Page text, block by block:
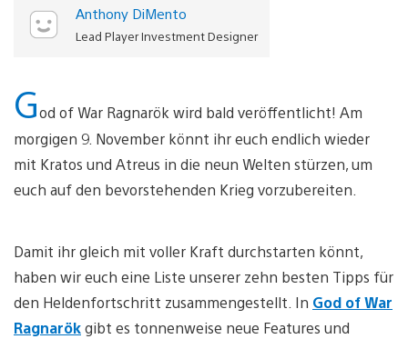
Anthony DiMento
Lead Player Investment Designer
God of War Ragnarök wird bald veröffentlicht! Am
morgigen 9. November könnt ihr euch endlich wieder
mit Kratos und Atreus in die neun Welten stürzen, um
euch auf den bevorstehenden Krieg vorzubereiten.
Damit ihr gleich mit voller Kraft durchstarten könnt,
haben wir euch eine Liste unserer zehn besten Tipps für
den Heldenfortschritt zusammengestellt. In God of War
Ragnarökgibt es tonnenweise neue Features und